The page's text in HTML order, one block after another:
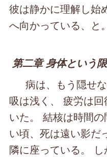
彼は静かに理解し始
へ向かっている、と。
第二章 身体という
病は、もう隠せな
吸は浅く、 疲労は
いた。 結核は時間
い頃、死は遠い影だ
隣に座っている。